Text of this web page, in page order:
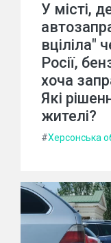
У місті,
вціліла"
Росії,
хоча
Які
жителі?
#Херсонська